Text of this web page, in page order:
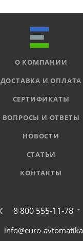
О КОМПАНИИ
ДОСТАВКА И ОПЛАТА
СЕРТИФИКАТЫ
ВОПРОСЫ И ОТВЕТЫ
НОВОСТИ
СТАТЬИ
КОНТАКТЫ
8 800 555-11-78
info@euro-